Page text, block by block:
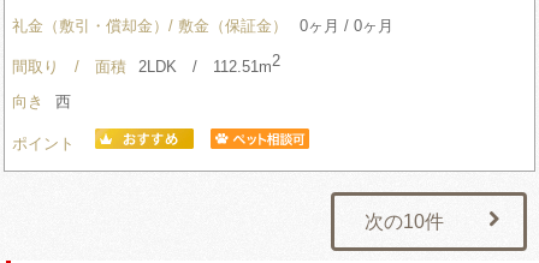
礼金（敷引・償却金）/ 敷金（保証金）
0ヶ月 / 0ヶ月
間取り / 面積 2LDK / 112.51m2
向き 西
ポイント
次の10件